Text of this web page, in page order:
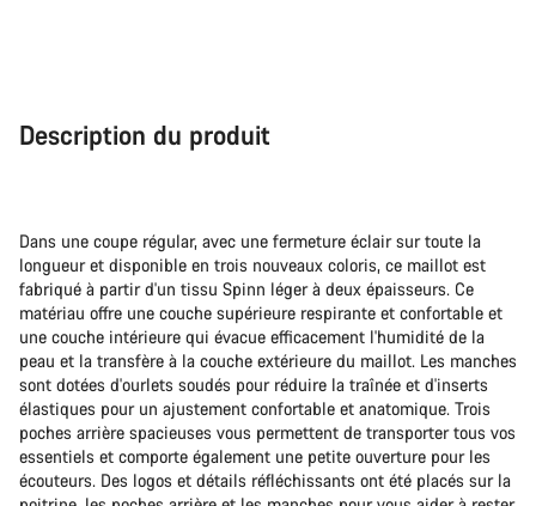
Description du produit
Dans une coupe régular, avec une fermeture éclair sur toute la
longueur et disponible en trois nouveaux coloris, ce maillot est
fabriqué à partir d'un tissu Spinn léger à deux épaisseurs. Ce
matériau offre une couche supérieure respirante et confortable et
une couche intérieure qui évacue efficacement l'humidité de la
peau et la transfère à la couche extérieure du maillot. Les manches
sont dotées d'ourlets soudés pour réduire la traînée et d'inserts
élastiques pour un ajustement confortable et anatomique. Trois
poches arrière spacieuses vous permettent de transporter tous vos
essentiels et comporte également une petite ouverture pour les
écouteurs. Des logos et détails réfléchissants ont été placés sur la